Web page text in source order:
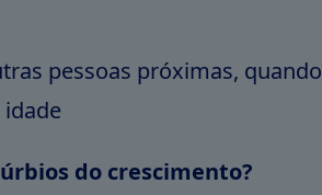
pessoas próximas, quando
do crescimento?